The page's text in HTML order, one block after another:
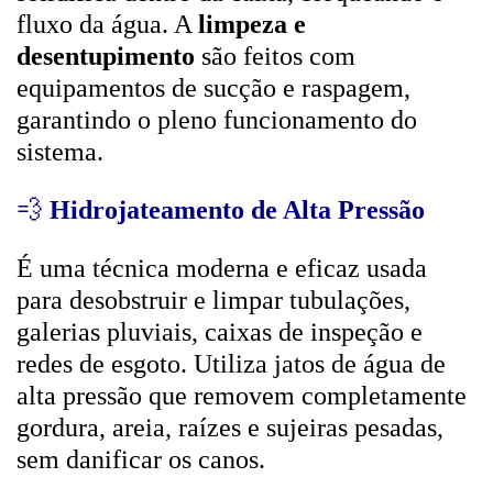
fluxo da água. A limpeza e
desentupimento são feitos com
equipamentos de sucção e raspagem,
garantindo o pleno funcionamento do
sistema.
💨 Hidrojateamento de Alta Pressão
É uma técnica moderna e eficaz usada
para desobstruir e limpar tubulações,
galerias pluviais, caixas de inspeção e
redes de esgoto. Utiliza jatos de água de
alta pressão que removem completamente
gordura, areia, raízes e sujeiras pesadas,
sem danificar os canos.